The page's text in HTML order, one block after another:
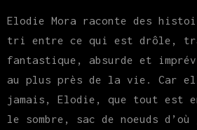
Elodie Mora raconte des
tri entre ce qui est drôle,
fantastique, absurde et
au plus près de la vie. Car
jamais, Elodie, que tout est
le sombre, sac de noeuds